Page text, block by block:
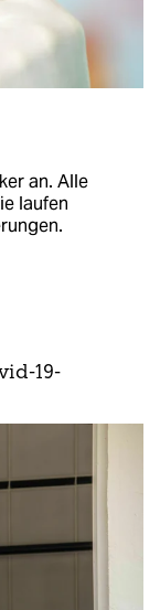
an. Alle
laufen
19-